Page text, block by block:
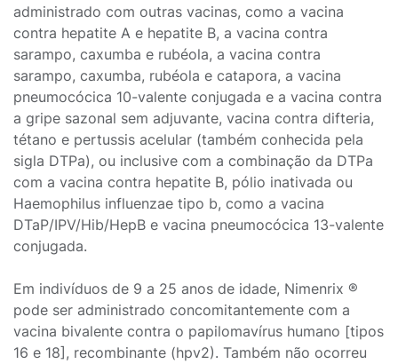
administrado com outras vacinas, como a vacina
contra hepatite A e hepatite B, a vacina contra
sarampo, caxumba e rubéola, a vacina contra
sarampo, caxumba, rubéola e catapora, a vacina
pneumocócica 10-valente conjugada e a vacina contra
a gripe sazonal sem adjuvante, vacina contra difteria,
tétano e pertussis acelular (também conhecida pela
sigla DTPa), ou inclusive com a combinação da DTPa
com a vacina contra hepatite B, pólio inativada ou
Haemophilus influenzae tipo b, como a vacina
DTaP/IPV/Hib/HepB e vacina pneumocócica 13-valente
conjugada.
Em indivíduos de 9 a 25 anos de idade, Nimenrix ®
pode ser administrado concomitantemente com a
vacina bivalente contra o papilomavírus humano [tipos
16 e 18], recombinante (hpv2). Também não ocorreu